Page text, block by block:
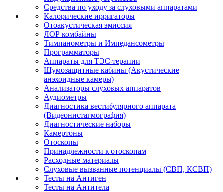
Средства по уходу за слуховыми аппаратами
Калорические ирригаторы
Отоакустическая эмиссия
ЛОР комбайны
Тимпанометры и Импедансометры
Программаторы
Аппараты для ТЭС-терапии
Шумозащитные кабины (Акустические
анэхоидные камеры)
Анализаторы слуховых аппаратов
Аудиометры
Диагностика вестибулярного аппарата
(Видеонистагмография)
Диагностические наборы
Камертоны
Отоскопы
Принадлежности к отоскопам
Расходные материалы
Слуховые вызванные потенциалы (СВП, КСВП)
Тесты на Антиген
Тесты на Антитела